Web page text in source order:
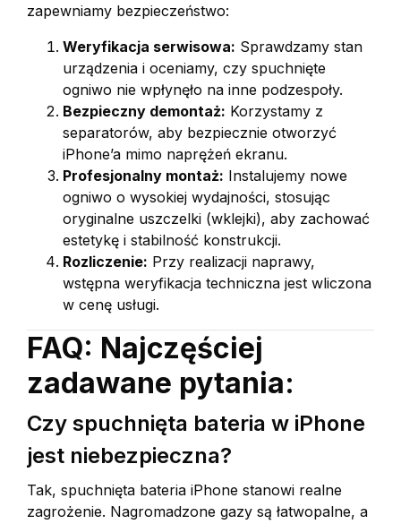
zapewniamy bezpieczeństwo:
Weryfikacja serwisowa: Sprawdzamy stan
urządzenia i oceniamy, czy spuchnięte
ogniwo nie wpłynęło na inne podzespoły.
Bezpieczny demontaż: Korzystamy z
separatorów, aby bezpiecznie otworzyć
iPhone’a mimo naprężeń ekranu.
Profesjonalny montaż: Instalujemy nowe
ogniwo o wysokiej wydajności, stosując
oryginalne uszczelki (wklejki), aby zachować
estetykę i stabilność konstrukcji.
Rozliczenie: Przy realizacji naprawy,
wstępna weryfikacja techniczna jest wliczona
w cenę usługi.
FAQ: Najczęściej
zadawane pytania:
Czy spuchnięta bateria w iPhone
jest niebezpieczna?
Tak, spuchnięta bateria iPhone stanowi realne
zagrożenie. Nagromadzone gazy są łatwopalne, a